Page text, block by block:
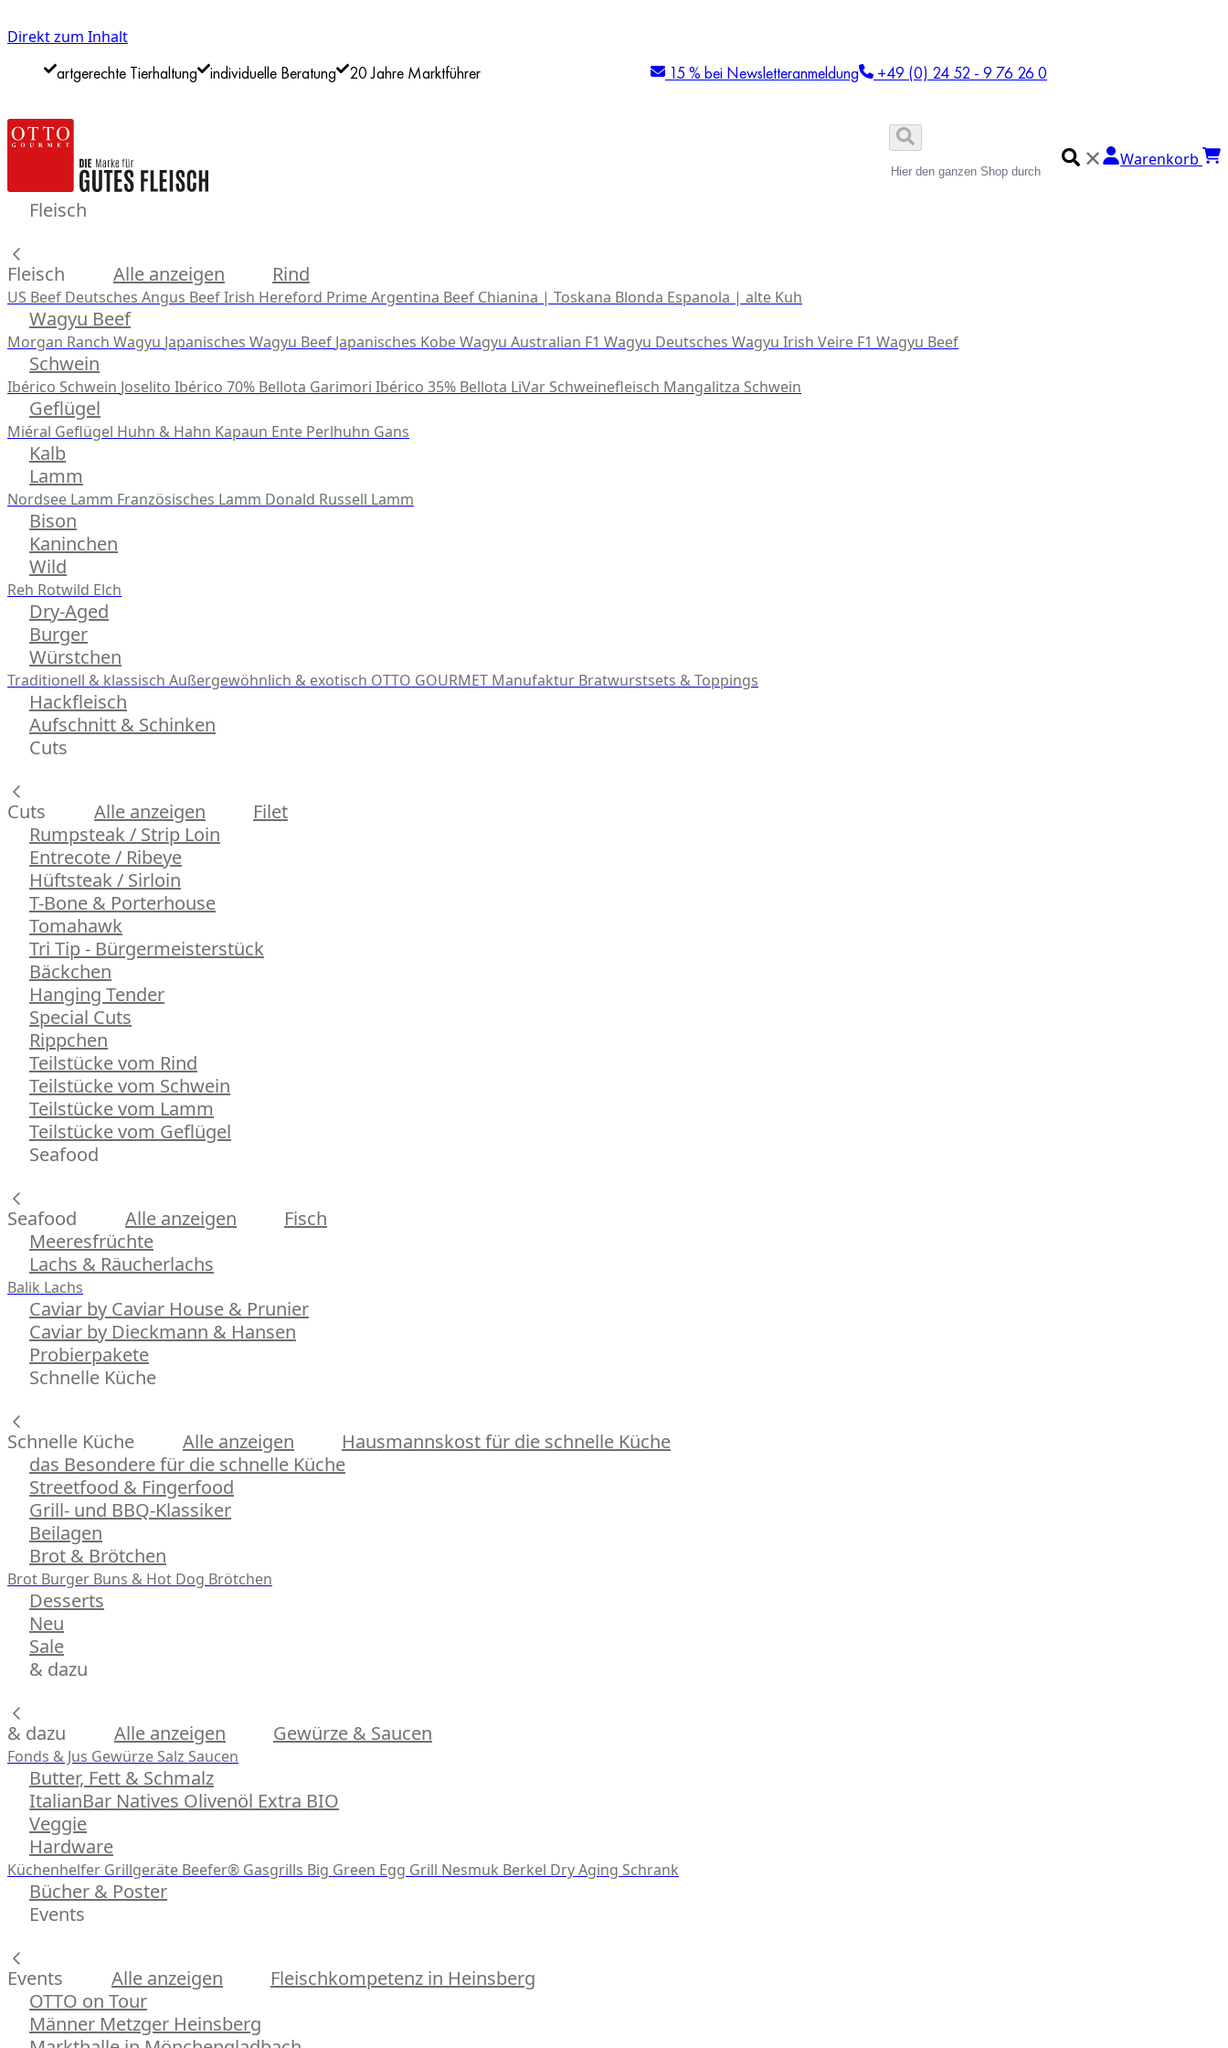
Direkt zum Inhalt
artgerechte Tierhaltung individuelle Beratung 20 Jahre Marktführer 15 % bei Newsletteranmeldung +49 (0) 24 52 - 9 76 26 0
✕ Warenkorb
Fleisch
Fleisch Alle anzeigen Rind
US Beef Deutsches Angus BeefIrish Hereford PrimeArgentina Beef Chianina | Toskana Blonda Espanola | alte Kuh
Wagyu Beef
Morgan Ranch Wagyu Japanisches Wagyu Beef Japanisches Kobe Wagyu Australian F1 Wagyu Deutsches Wagyu Irish Veire F1 Wagyu Beef
Schwein
Ibérico Schwein Joselito Ibérico 70% Bellota Garimori Ibérico 35% Bellota LiVar Schweinefleisch Mangalitza Schwein
Geflügel
Miéral Geflügel Huhn & Hahn Kapaun Ente Perlhuhn Gans
Kalb
Lamm
Nordsee Lamm Französisches Lamm Donald Russell Lamm
Bison
Kaninchen
Wild
Reh Rotwild Elch
Dry-Aged
Burger
Würstchen
Traditionell & klassisch Außergewöhnlich & exotisch OTTO GOURMET Manufaktur Bratwurstsets & Toppings
Hackfleisch
Aufschnitt & Schinken
Cuts
Cuts Alle anzeigen
Filet
Rumpsteak / Strip Loin
Entrecote / Ribeye
Hüftsteak / Sirloin
T-Bone & Porterhouse
Tomahawk
Tri Tip - Bürgermeisterstück
Bäckchen
Hanging Tender
Special Cuts
Rippchen
Teilstücke vom Rind
Teilstücke vom Schwein
Teilstücke vom Lamm
Teilstücke vom Geflügel
Seafood
Seafood Alle anzeigen
Fisch
Meeresfrüchte
Lachs & Räucherlachs
Balik Lachs
Caviar by Caviar House & Prunier
Caviar by Dieckmann & Hansen
Probierpakete
Schnelle Küche
Schnelle Küche Alle anzeigen
Hausmannskost für die schnelle Küche
das Besondere für die schnelle Küche
Streetfood & Fingerfood
Grill- und BBQ-Klassiker
Beilagen
Brot & Brötchen
Brot Burger Buns & Hot Dog Brötchen
Desserts
Neu
Sale
& dazu
& dazu Alle anzeigen Gewürze & Saucen
Fonds & Jus Gewürze Salz Saucen
Butter, Fett & Schmalz
ItalianBar Natives Olivenöl Extra BIO
Veggie
Hardware
Küchenhelfer Grillgeräte Beefer® Gasgrills Big Green Egg Grill Nesmuk Berkel Dry Aging Schrank
Bücher & Poster
Events
Events Alle anzeigen
Fleischkompetenz in Heinsberg
OTTO on Tour
Männer Metzger Heinsberg